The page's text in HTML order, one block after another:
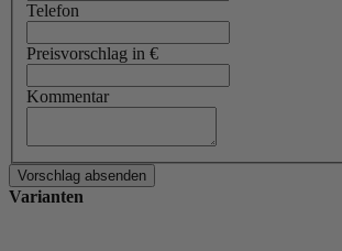
Telefon
Preisvorschlag in €
Kommentar
Varianten